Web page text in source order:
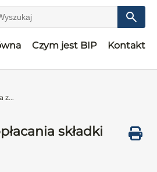
Czym jest BIP Kontakt
z...
składki